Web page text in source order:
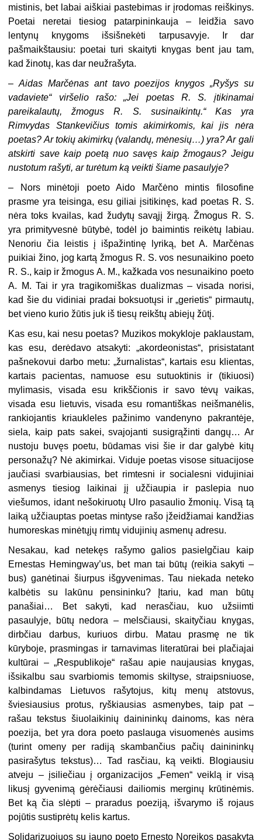
mistinis, bet labai aiškiai pastebimas ir įrodomas reiškinys.
Poetai neretai tiesiog patarpininkauja – leidžia savo
lentynų knygoms išsišnekėti tarpusavyje. Ir dar
pašmaikštausiu: poetai turi skaityti knygas bent jau tam,
kad žinotų, kas dar neužrašyta.
– Aidas Marčėnas ant tavo poezijos knygos „Ryšys su
vadaviete“ viršelio rašo: „Jei poetas R. S. įtikinamai
pareikalautų, žmogus R. S. susinaikintų.“ Kas yra
Rimvydas Stankevičius tomis akimirkomis, kai jis nėra
poetas? Ar tokių akimirkų (valandų, mėnesių…) yra? Ar gali
atskirti save kaip poetą nuo savęs kaip žmogaus? Jeigu
nustotum rašyti, ar turėtum ką veikti šiame pasaulyje?
– Nors minėtoji poeto Aido Marčėno mintis filosofine
prasme yra teisinga, esu giliai įsitikinęs, kad poetas R. S.
nėra toks kvailas, kad žudytų savąjį žirgą. Žmogus R. S.
yra primityvesnė būtybė, todėl jo baimintis reikėtų labiau.
Nenoriu čia leistis į išpažintinę lyriką, bet A. Marčėnas
puikiai žino, jog kartą žmogus R. S. vos nesunaikino poeto
R. S., kaip ir žmogus A. M., kažkada vos nesunaikino poeto
A. M. Tai ir yra tragikomiškas dualizmas – visada norisi,
kad šie du vidiniai pradai boksuotųsi ir „gerietis“ pirmautų,
bet vieno kurio žūtis juk iš tiesų reikštų abiejų žūtį.
Kas esu, kai nesu poetas? Muzikos mokykloje paklaustam,
kas esu, derėdavo atsakyti: „akordeonistas“, prisistatant
pašnekovui darbo metu: „žurnalistas“, kartais esu klientas,
kartais pacientas, namuose esu sutuoktinis ir (tikiuosi)
mylimasis, visada esu krikščionis ir savo tėvų vaikas,
visada esu lietuvis, visada esu romantiškas neišmanėlis,
rankiojantis kriaukleles pažinimo vandenyno pakrantėje,
siela, kaip pats sakei, svajojanti susigrąžinti dangų… Ar
nustoju buvęs poetu, būdamas visi šie ir dar galybė kitų
personažų? Nė akimirkai. Viduje poetas visose situacijose
jaučiasi svarbiausias, bet rimtesni ir socialesni vidujiniai
asmenys tiesiog laikinai jį užčiaupia ir paslepia nuo
viešumos, idant nešokiruotų Ulro pasaulio žmonių. Visą tą
laiką užčiauptas poetas mintyse rašo įžeidžiamai kandžias
humoreskas minėtųjų rimtų vidujinių asmenų adresu.
Nesakau, kad netekęs rašymo galios pasielgčiau kaip
Ernestas Hemingway’us, bet man tai būtų (reikia sakyti –
bus) ganėtinai šiurpus išgyvenimas. Tau niekada neteko
kalbėtis su lakūnu pensininku? Įtariu, kad man būtų
panašiai… Bet sakyti, kad nerasčiau, kuo užsiimti
pasaulyje, būtų nedora – melsčiausi, skaityčiau knygas,
dirbčiau darbus, kuriuos dirbu. Matau prasmę ne tik
kūryboje, prasmingas ir tarnavimas literatūrai bei plačiajai
kultūrai – „Respublikoje“ rašau apie naujausias knygas,
išsikalbu sau svarbiomis temomis skiltyse, straipsniuose,
kalbindamas Lietuvos rašytojus, kitų menų atstovus,
šviesiausius protus, ryškiausias asmenybes, taip pat –
rašau tekstus šiuolaikinių dainininkų dainoms, kas nėra
poezija, bet yra dora poeto paslauga visuomenės ausims
(turint omeny per radiją skambančius pačių dainininkų
pasirašytus tekstus)… Tad rasčiau, ką veikti. Blogiausiu
atveju – įsiliečiau į organizacijos „Femen“ veiklą ir visą
likusį gyvenimą gėrėčiausi dailiomis merginų krūtinėmis.
Bet ką čia slėpti – praradus poeziją, išvarymo iš rojaus
pojūtis sustiprėtų kelis kartus.
Solidarizuojuos su jauno poeto Ernesto Noreikos pasakyta